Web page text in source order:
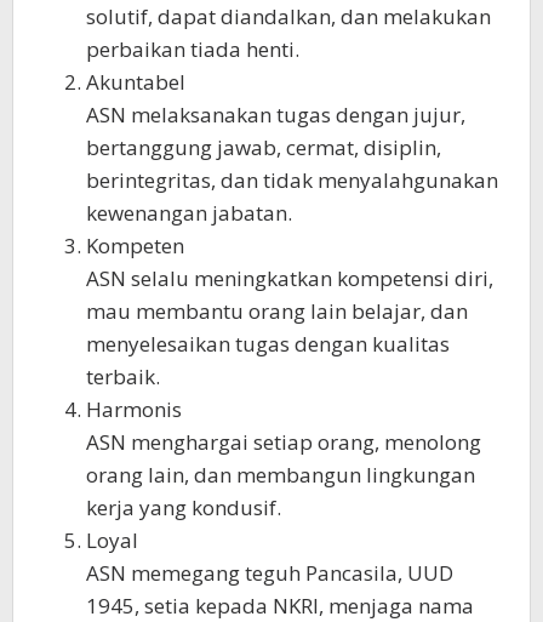
solutif, dapat diandalkan, dan melakukan
perbaikan tiada henti.
Akuntabel
ASN melaksanakan tugas dengan jujur,
bertanggung jawab, cermat, disiplin,
berintegritas, dan tidak menyalahgunakan
kewenangan jabatan.
Kompeten
ASN selalu meningkatkan kompetensi diri,
mau membantu orang lain belajar, dan
menyelesaikan tugas dengan kualitas
terbaik.
Harmonis
ASN menghargai setiap orang, menolong
orang lain, dan membangun lingkungan
kerja yang kondusif.
Loyal
ASN memegang teguh Pancasila, UUD
1945, setia kepada NKRI, menjaga nama